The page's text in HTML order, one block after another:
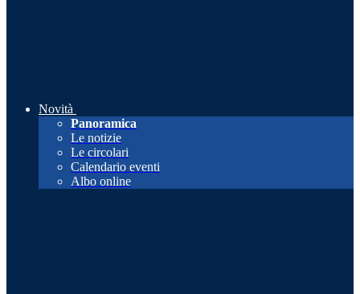
Novità
Panoramica
Le notizie
Le circolari
Calendario eventi
Albo online